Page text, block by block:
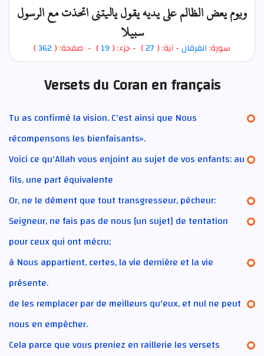
ويوم يعض الظالم على يديه يقول ياليتني اتخذت مع الرسول
سبيلا
سورة:الفرقان- آية: ( 27
) - جزء: (19) - صفحة: ( 362
)
Versets du Coran en français
Tu as confirmé la vision. C'est ainsi que Nous
récompensons les bienfaisants».
Voici ce qu'Allah vous enjoint au sujet de vos enfants: au
fils, une part équivalente
Or, ne le dément que tout transgresseur, pécheur:
Seigneur, ne fais pas de nous [un sujet] de tentation
pour ceux qui ont mécru;
à Nous appartient, certes, la vie dernière et la vie
présente.
de les remplacer par de meilleurs qu'eux, et nul ne peut
nous en empêcher.
Cela parce que vous preniez en raillerie les versets